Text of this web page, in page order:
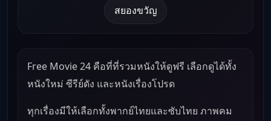
สยองขวัญ
Free Movie 24 คือที่ที่รวมหนังให้ดูฟรี เลือกดูได้ทั้ง
หนังใหม่ ซีรีย์ดัง และหนังเรื่องโปรด
ทุกเรื่องมีให้เลือกทั้งพากย์ไทยและซับไทย ภาพคม